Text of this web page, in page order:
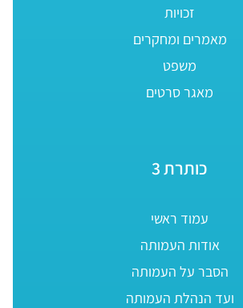
זכויות
מאמרים ומחקרים
משפט
מאגר סרטים
כותרת 3
עמוד ראשי
אודות העמותה
הסבר על העמותה
ועד הנהלת העמותה